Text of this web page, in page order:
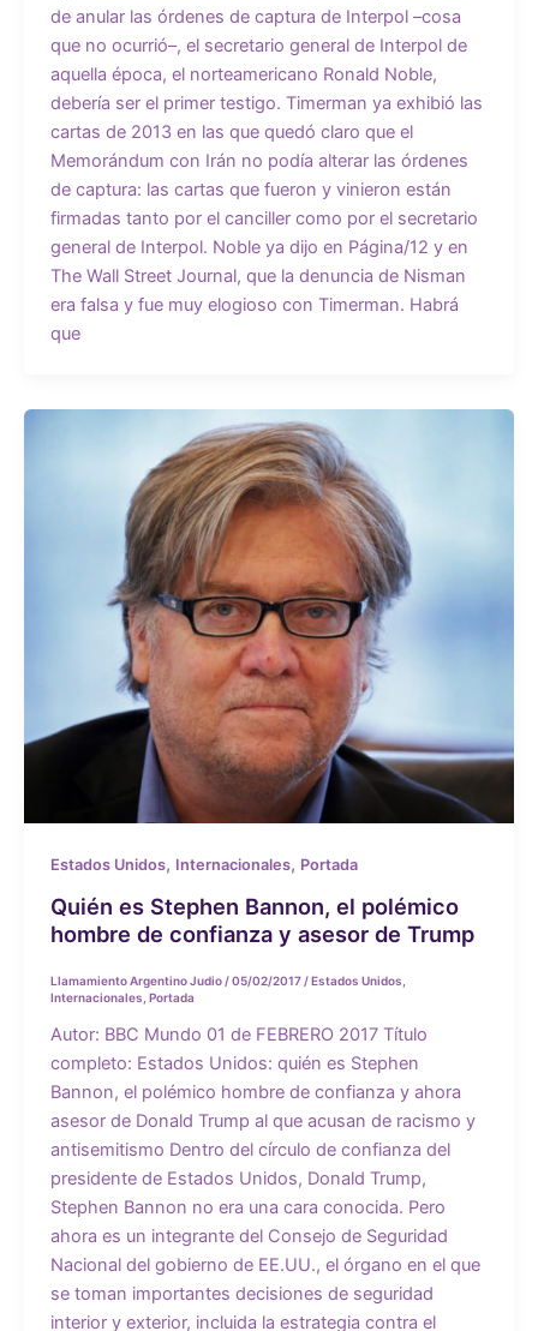
de anular las órdenes de captura de Interpol –cosa
que no ocurrió–, el secretario general de Interpol de
aquella época, el norteamericano Ronald Noble,
debería ser el primer testigo. Timerman ya exhibió las
cartas de 2013 en las que quedó claro que el
Memorándum con Irán no podía alterar las órdenes
de captura: las cartas que fueron y vinieron están
firmadas tanto por el canciller como por el secretario
general de Interpol. Noble ya dijo en Página/12 y en
The Wall Street Journal, que la denuncia de Nisman
era falsa y fue muy elogioso con Timerman. Habrá
que
Estados Unidos, Internacionales, Portada
Quién es Stephen Bannon, el polémico
hombre de confianza y asesor de Trump
Llamamiento Argentino Judio /05/02/2017 /Estados Unidos
Internacionales Portada
Autor: BBC Mundo 01 de FEBRERO 2017 Título
completo: Estados Unidos: quién es Stephen
Bannon, el polémico hombre de confianza y ahora
asesor de Donald Trump al que acusan de racismo y
antisemitismo Dentro del círculo de confianza del
presidente de Estados Unidos, Donald Trump,
Stephen Bannon no era una cara conocida. Pero
ahora es un integrante del Consejo de Seguridad
Nacional del gobierno de EE.UU., el órgano en el que
se toman importantes decisiones de seguridad
interior y exterior, incluida la estrategia contra el